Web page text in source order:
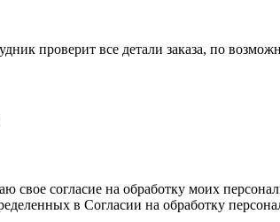
проверит все детали заказа, по
свое согласие на обработку моих
в Согласии на обработку